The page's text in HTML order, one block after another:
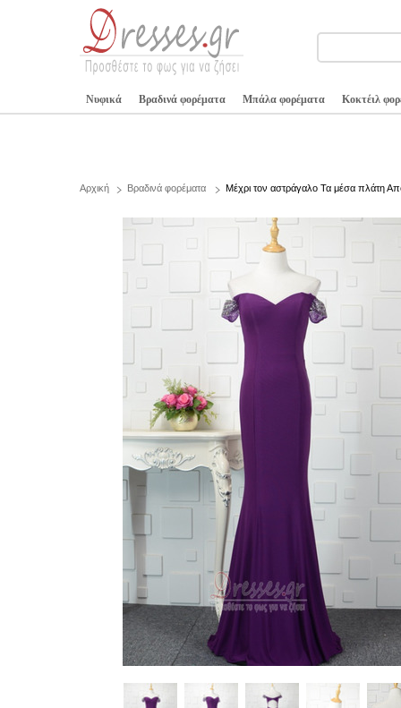
Νυφικά Βραδινά φορέματα Μπάλα φορέματα Κοκτέιλ
Αρχική Βραδινά φορέματα Μέχρι τον αστράγαλο Τα μέσα πλάτη